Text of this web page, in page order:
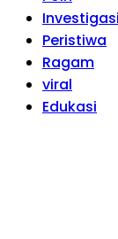
Investigasi
Peristiwa
Ragam
viral
Edukasi